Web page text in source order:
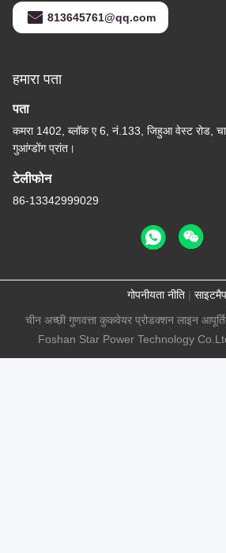
813645761@qq.com
हमारा पता
पता
कमरा 1402, ब्लॉक ए 6, नं.133, जिहुआ वेस्ट रोड,
गुआंग्डोंग प्रांत।
टेलीफोन
86-13342999029
गोपनीयता नीति | साइटमैप
चीन अच्छी गुणवत्ता कुकवेयर प्रोडक्शन लाइन
Foshan Star Power Technology Co.Ltd .